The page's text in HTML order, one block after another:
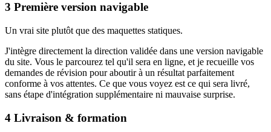
3 Première version navigable
Un vrai site plutôt que des maquettes statiques.
J'intègre directement la direction validée dans une version navigable
du site. Vous le parcourez tel qu'il sera en ligne, et je recueille vos
demandes de révision pour aboutir à un résultat parfaitement
conforme à vos attentes. Ce que vous voyez est ce qui sera livré,
sans étape d'intégration supplémentaire ni mauvaise surprise.
4 Livraison & formation